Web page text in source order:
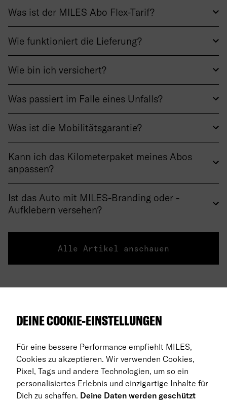
Was ist der MILES Abo Flex-Tarif?
Wie funktioniert die Lieferung?
Wie bin ich versichert?
Was passiert im Falle eines Unfalls?
Was ist die Mobilitätsgarantie?
Kann ich das Kilometerpaket meines Abos
anpassen?
Ist das Auto mit MILES-Branding oder -
Aufklebern versehen?
Alle Artikel anschauen
Über uns
FAQ
Business Abo
DEINE COOKIE-EINSTELLUNGEN
Für eine bessere Performance empfiehlt MILES,
Cookies zu akzeptieren. Wir verwenden Cookies,
Pixel, Tags und andere Technologien, um so ein
personalisiertes Erlebnis und einzigartige Inhalte für
Dich zu schaffen. Deine Daten werden geschützt